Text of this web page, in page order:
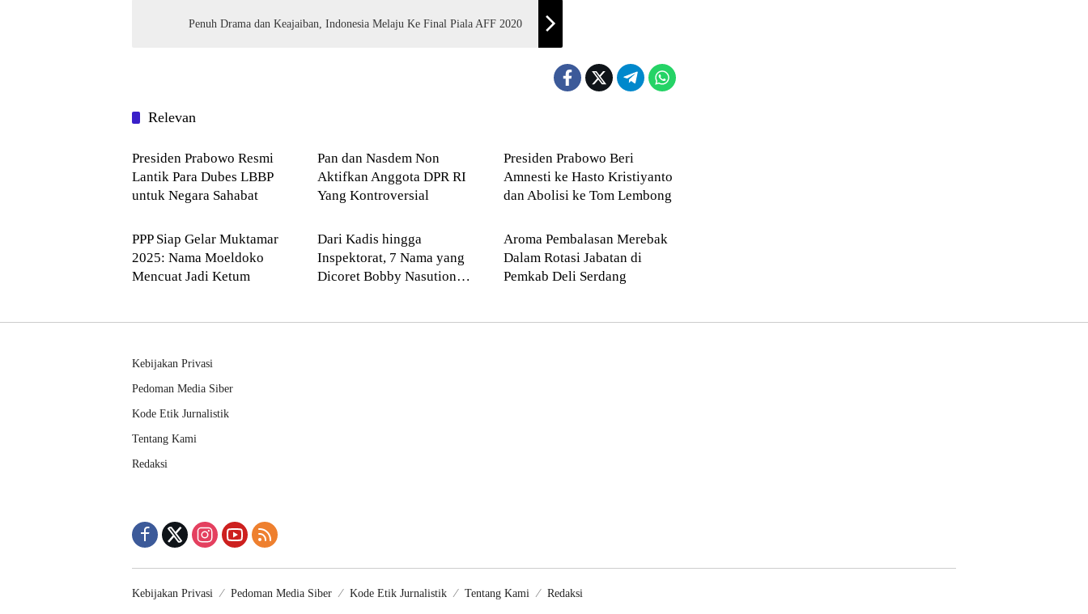
Penuh Drama dan Keajaiban, Indonesia Melaju Ke Final Piala AFF 2020
Relevan
NASIONAL
Presiden Prabowo Resmi
Lantik Para Dubes LBBP
untuk Negara Sahabat
Pan dan Nasdem Non
Aktifkan Anggota DPR RI
Yang Kontroversial
Presiden Prabowo Beri
Amnesti ke Hasto Kristiyanto
dan Abolisi ke Tom Lembong
NASIONAL
PPP Siap Gelar Muktamar
2025: Nama Moeldoko
Mencuat Jadi Ketum
Kota Medan
Dari Kadis hingga
Inspektorat, 7 Nama yang
Dicoret Bobby Nasution
Aroma Pembalasan Merebak
Dalam Rotasi Jabatan di
Pemkab Deli Serdang
Kebijakan Privasi
Pedoman Media Siber
Kode Etik Jurnalistik
Tentang Kami
Redaksi
Kebijakan Privasi Pedoman Media Siber Kode Etik Jurnalistik Tentang Kami Redaksi